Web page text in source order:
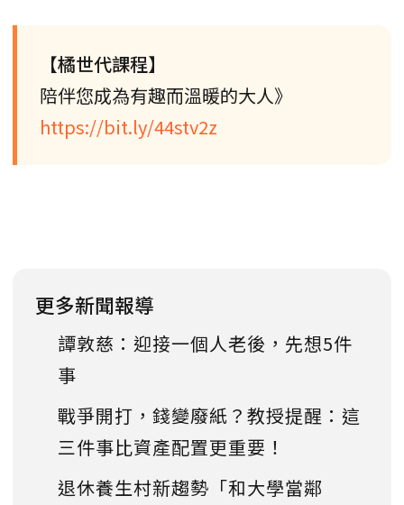
【橘世代課程】
陪伴您成為有趣而溫暖的大人》
https://bit.ly/44stv2z
更多新聞報導
譚敦慈：迎接一個人老後，先想5件
事
戰爭開打，錢變廢紙？教授提醒：這
三件事比資產配置更重要！
退休養生村新趨勢「和大學當鄰